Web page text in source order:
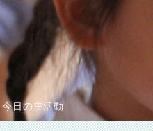
今日の主活動